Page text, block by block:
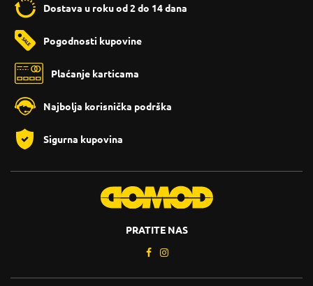
Dostava u roku od 2 do 14 dana
Pogodnosti kupovine
Plaćanje karticama
Najbolja korisnička podrška
Sigurna kupovina
PRATITE NAS